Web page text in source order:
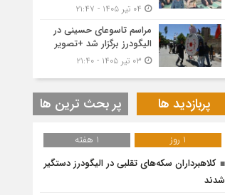
مراسم تاسوعای حسینی در
الیگودرز برگزار شد +تصویر
پربازدید ها پر بحث ترین ها
1 روز
1 هفته
کلاهبرداران سکه‌های تقلبی در الیگودرز دستگیر
شدند